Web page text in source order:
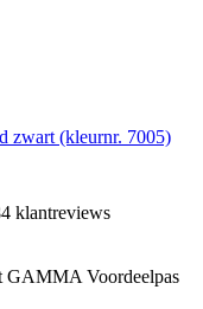
zwart (kleurnr. 7005)
klantreviews
GAMMA Voordeelpas